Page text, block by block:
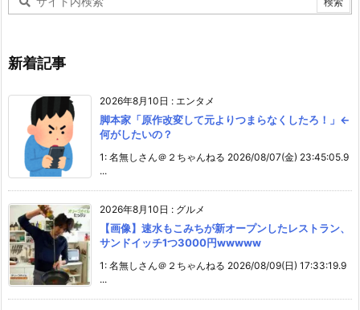
新着記事
2026年8月10日 : エンタメ
脚本家「原作改変して元よりつまらなくしたろ！」←
何がしたいの？
1: 名無しさん＠２ちゃんねる 2026/08/07(金) 23:45:05.9
...
2026年8月10日 : グルメ
【画像】速水もこみちが新オープンしたレストラン、
サンドイッチ1つ3000円wwwww
1: 名無しさん＠２ちゃんねる 2026/08/09(日) 17:33:19.9
...